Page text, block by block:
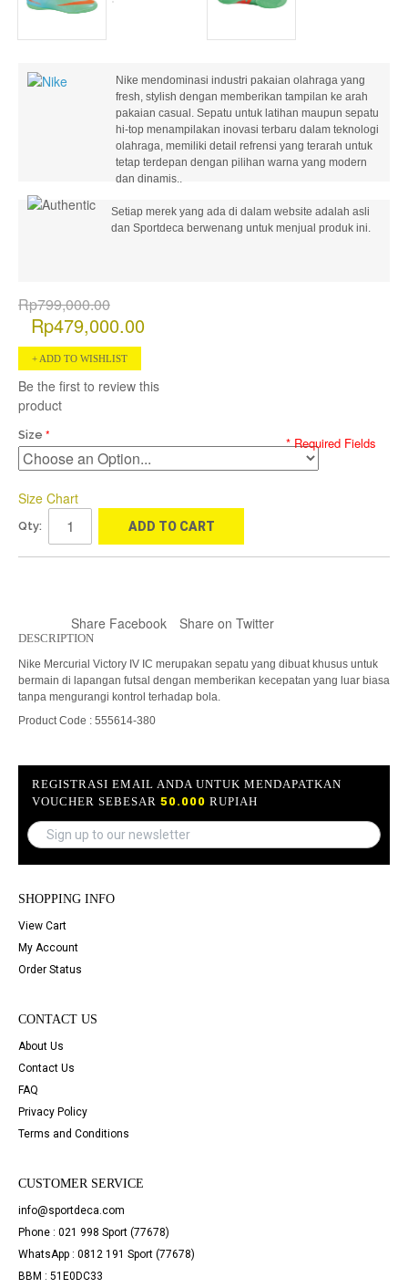
Nike mendominasi industri pakaian olahraga yang
fresh, stylish dengan memberikan tampilan ke arah
pakaian casual. Sepatu untuk latihan maupun sepatu
hi-top menampilakan inovasi terbaru dalam teknologi
olahraga, memiliki detail refrensi yang terarah untuk
tetap terdepan dengan pilihan warna yang modern
dan dinamis..
Setiap merek yang ada di dalam website adalah asli
dan Sportdeca berwenang untuk menjual produk ini.
Rp799,000.00
Rp479,000.00
ADD TO WISHLIST
Be the first to review this
product
Size * Required Fields
Size Chart
Qty: ADD TO CART
Share Facebook Share on Twitter
DESCRIPTION
Nike Mercurial Victory IV IC merupakan sepatu yang dibuat khusus untuk
bermain di lapangan futsal dengan memberikan kecepatan yang luar biasa
tanpa mengurangi kontrol terhadap bola.
Product Code : 555614-380
REGISTRASI EMAIL ANDA UNTUK MENDAPATKAN
VOUCHER SEBESAR 50.000 RUPIAH
SHOPPING INFO
View Cart
My Account
Order Status
CONTACT US
About Us
Contact Us
FAQ
Privacy Policy
Terms and Conditions
CUSTOMER SERVICE
info@sportdeca.com
Phone : 021 998 Sport (77678)
WhatsApp : 0812 191 Sport (77678)
BBM : 51E0DC33